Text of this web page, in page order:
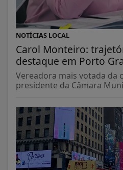
NOTÍCIAS LOCAL
Carol Monteiro:
destaque em Porto
Vereadora mais votada da
presidente da Câmara